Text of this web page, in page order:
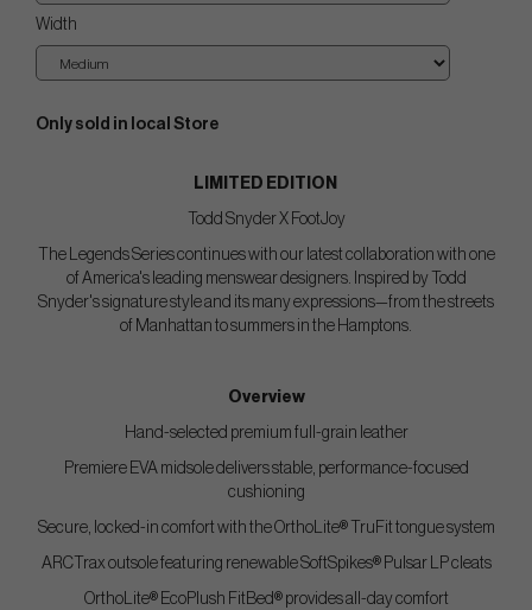
Width
Only sold in local Store
LIMITED EDITION
Todd Snyder X FootJoy
The Legends Series continues with our latest collaboration with one
of America's leading menswear designers. Inspired by Todd
Snyder's signature style and its many expressions—from the streets
of Manhattan to summers in the Hamptons.
Overview
Hand-selected premium full-grain leather
Premiere EVA midsole delivers stable, performance-focused
cushioning
Secure, locked-in comfort with the OrthoLite® TruFit tongue system
ARCTrax outsole featuring renewable SoftSpikes® Pulsar LP cleats
OrthoLite® EcoPlush FitBed® provides all-day comfort